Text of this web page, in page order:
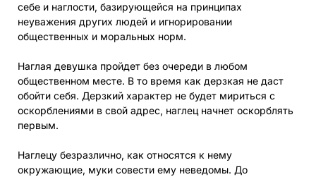
себе и наглости, базирующейся на принципах
неуважения других людей и игнорировании
общественных и моральных норм.
Наглая девушка пройдет без очереди в любом
общественном месте. В то время как дерзкая не даст
обойти себя. Дерзкий характер не будет мириться с
оскорблениями в свой адрес, наглец начнет оскорблять
первым.
Наглецу безразлично, как относятся к нему
окружающие, муки совести ему неведомы. До